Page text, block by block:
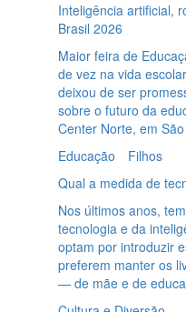
Inteligência artificial,
Brasil 2026
Maior feira de
de vez na vida
deixou de ser
sobre o futuro da
Center Norte, em
Educação
Filhos
Qual a medida de
Nos últimos anos,
tecnologia e da
optam por introduzir
preferem manter os
— de mãe e de